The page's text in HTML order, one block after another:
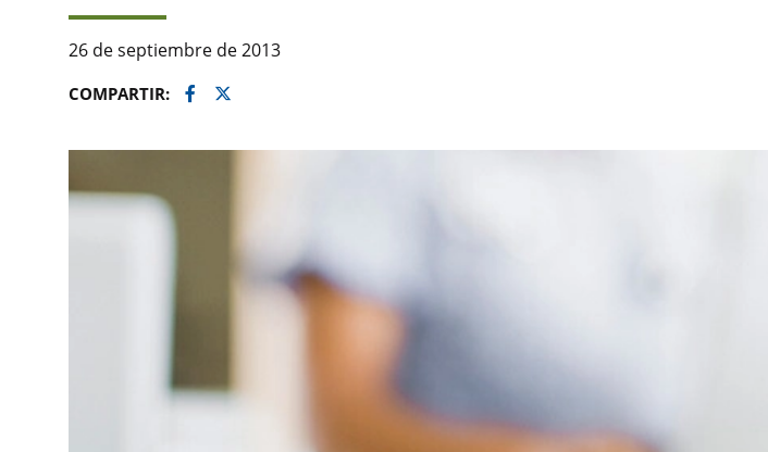
26 de septiembre de 2013
COMPARTIR: Facebook
Twitter